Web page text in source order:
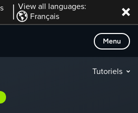
View all languages:
Français
Menu
Tutoriels